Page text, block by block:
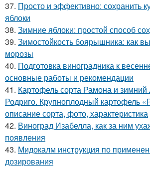
37. Просто и эффективно: сохранить
яблоки
38. Зимние яблоки: простой способ
39. Зимостойкость боярышника: как
морозы
40. Подготовка виноградника к
основные работы и рекомендации
41. Картофель сорта Рамона и зимний
Родриго. Крупноплодный картофель
описание сорта, фото, характеристика
42. Виноград Изабелла, как за ним
появления
43. Мидокалм инструкция по
дозирования